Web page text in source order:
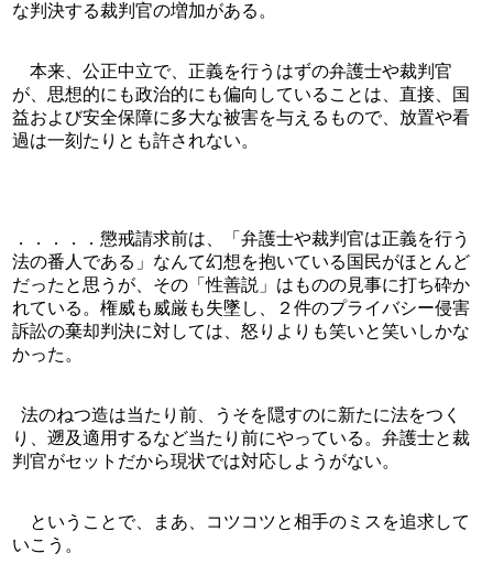
な判決する裁判官の増加がある。
本来、公正中立で、正義を行うはずの弁護士や裁判官
が、思想的にも政治的にも偏向していることは、直接、国
益および安全保障に多大な被害を与えるもので、放置や看
過は一刻たりとも許されない。
．．．．．懲戒請求前は、「弁護士や裁判官は正義を行う
法の番人である」なんて幻想を抱いている国民がほとんど
だったと思うが、その「性善説」はものの見事に打ち砕か
れている。権威も威厳も失墜し、２件のプライバシー侵害
訴訟の棄却判決に対しては、怒りよりも笑いと笑いしかな
かった。
り、遡及適用するなど当たり前にやっている。弁護士と裁
判官がセットだから現状では対応しようがない。
ということで、まあ、コツコツと相手のミスを追求して
いこう。